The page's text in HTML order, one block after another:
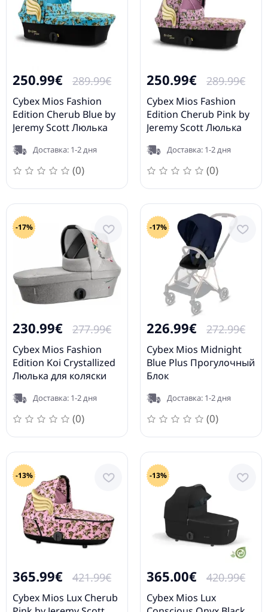
250.99€ 289.99€
Cybex Mios Fashion
Edition Cherub Blue by
Jeremy Scott Люлька
Доставка: 1-2 дня
(0)
250.99€ 289.99€
Cybex Mios Fashion
Edition Cherub Pink by
Jeremy Scott Люлька
Доставка: 1-2 дня
(0)
-17%
230.99€ 277.99€
Cybex Mios Fashion
Edition Koi Crystallized
Люлька для коляски
Доставка: 1-2 дня
(0)
-17%
226.99€ 272.99€
Cybex Mios Midnight
Blue Plus Прогулочный
Блок
Доставка: 1-2 дня
(0)
-13%
365.99€ 421.99€
Cybex Mios Lux Cherub
-13%
365.00€ 420.99€
Cybex Mios Lux